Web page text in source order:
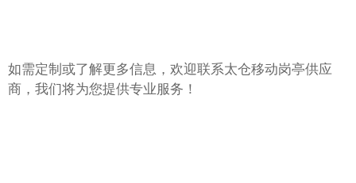
如需定制或了解更多信息，欢迎联系太仓移动岗亭供应
商，我们将为您提供专业服务！